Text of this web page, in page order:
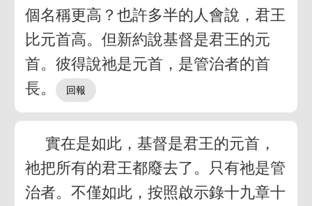
個名稱更高？也許多半的人會說，君王
比元首高。但新約說基督是君王的元
首。彼得說祂是元首，是管治者的首
長。
實在是如此，基督是君王的元首，
祂把所有的君王都廢去了。只有祂是管
治者。不僅如此，按照啟示錄十九章十